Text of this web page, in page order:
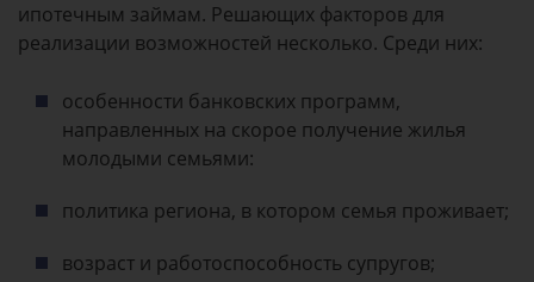
ипотечным займам. Решающих факторов для
реализации возможностей несколько. Среди них:
особенности банковских программ,
направленных на скорое получение жилья
молодыми семьями:
политика региона, в котором семья проживает;
возраст и работоспособность супругов;